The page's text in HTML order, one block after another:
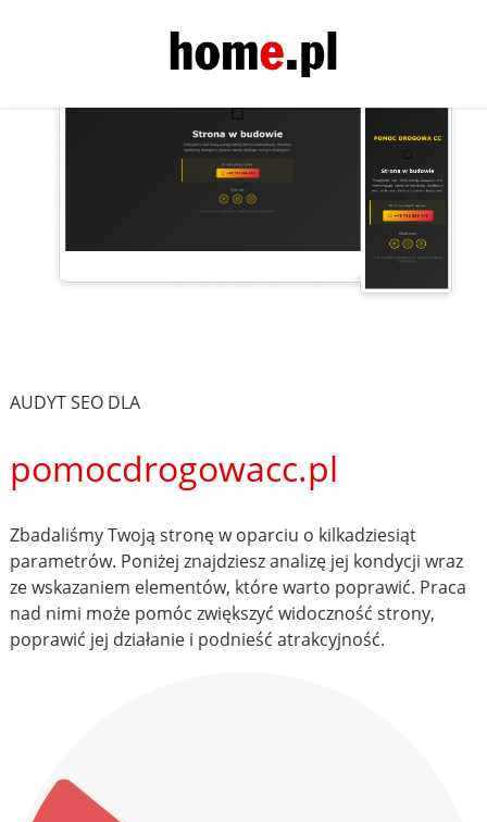
AUDYT SEO DLA
pomocdrogowacc.pl
Zbadaliśmy Twoją stronę w oparciu o kilkadziesiąt
parametrów. Poniżej znajdziesz analizę jej kondycji wraz
ze wskazaniem elementów, które warto poprawić. Praca
nad nimi może pomóc zwiększyć widoczność strony,
poprawić jej działanie i podnieść atrakcyjność.